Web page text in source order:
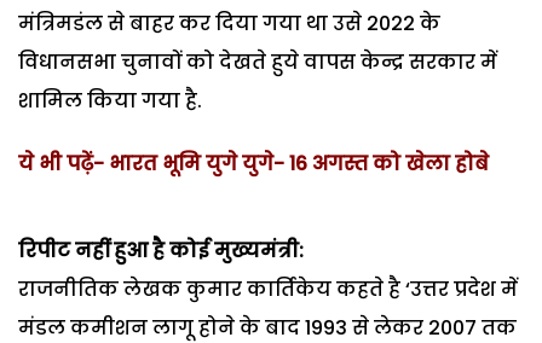
मंत्रिमडंल से बाहर कर दिया गया था उसे 2022 के
विधानसभा चुनावों को देखते हुये वापस केन्द्र सरकार में
शामिल किया गया है.
ये भी पढ़ें- भारत भूमि युगे युगे- 16 अगस्त को खेला होबे
रिपीट नहीं हुआ है कोई मुख्यमंत्री:
राजनीतिक लेखक कुमार कार्तिकेय कहते है ‘उत्तर प्रदेश में
मंडल कमीशन लागू होने के बाद 1993 से लेकर 2007 तक